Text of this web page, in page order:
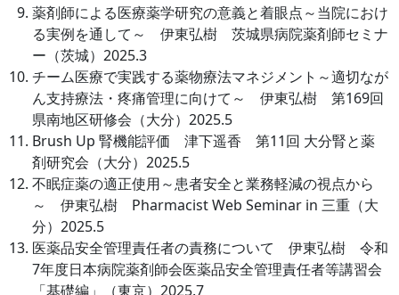
薬剤師による医療薬学研究の意義と着眼点～当院におけ
る実例を通して～ 伊東弘樹 茨城県病院薬剤師セミナ
ー（茨城）2025.3
チーム医療で実践する薬物療法マネジメント～適切なが
ん支持療法・疼痛管理に向けて～ 伊東弘樹 第169回
県南地区研修会（大分）2025.5
Brush Up 腎機能評価 津下遥香 第11回 大分腎と薬
剤研究会（大分）2025.5
不眠症薬の適正使用～患者安全と業務軽減の視点から
～ 伊東弘樹 Pharmacist Web Seminar in 三重（大
分）2025.5
医薬品安全管理責任者の責務について 伊東弘樹 令和
7年度日本病院薬剤師会医薬品安全管理責任者等講習会
「基礎編」（東京）2025.7